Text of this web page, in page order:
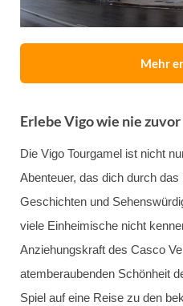
Mehr
Erlebe Vigo wie nie zuvor
Die Vigo Tourgamel ist nicht
Abenteuer, das dich durch
Geschichten und
viele Einheimische nicht
Anziehungskraft des Casco
atemberaubenden Schönheit
Spiel auf eine Reise zu den